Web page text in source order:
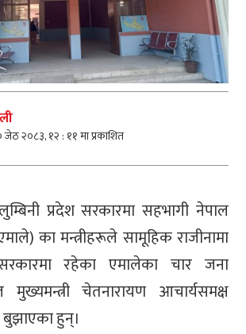
जेठ २०८३, १२ : ११ मा प्रकाशित
प्रदेश सरकारमा सहभागी नेपाल
का मन्त्रीहरूले सामूहिक राजीनामा
रहेका एमालेका चार जना
चेतनारायण आचार्यसमक्ष
बुझाएका हुन्।